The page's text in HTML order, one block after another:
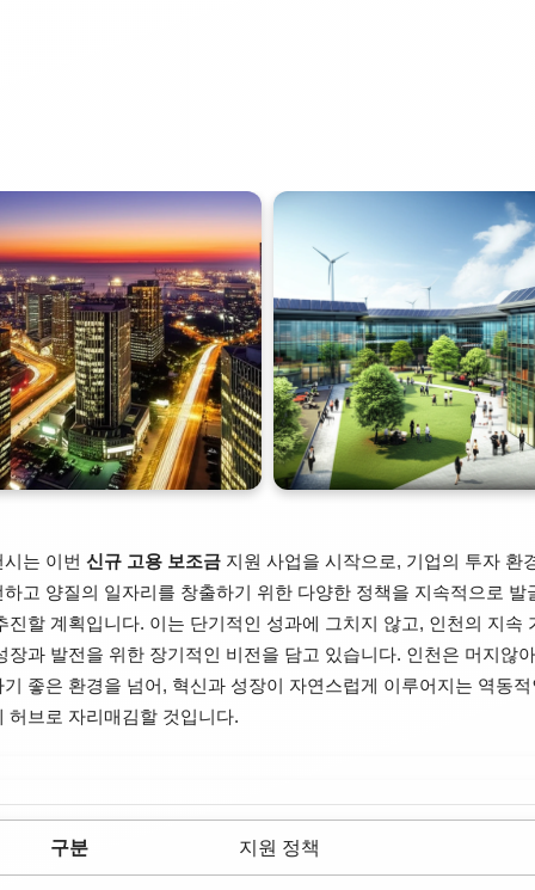
시는 이번 신규 고용 보조금 지원 사업을 시작으로, 기업의 투자 환
하고 양질의 일자리를 창출하기 위한 다양한 정책을 지속적으로 발
진할 계획입니다. 이는 단기적인 성과에 그치지 않고, 인천의 지속
장과 발전을 위한 장기적인 비전을 담고 있습니다. 인천은 머지않
기 좋은 환경을 넘어, 혁신과 성장이 자연스럽게 이루어지는 역동적
허브로 자리매김할 것입니다.
지원 정책